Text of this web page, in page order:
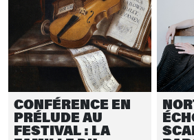
CONFÉRENCE EN
PRÉLUDE AU
FESTIVAL : LA